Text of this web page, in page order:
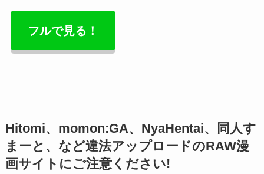
フルで見る！
Hitomi、momon:GA、NyaHentai、同人す
まーと、など違法アップロードのRAW漫
画サイトにご注意ください!